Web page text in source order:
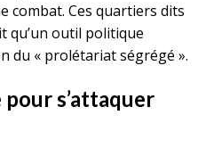
combat. Ces quartiers dits
qu’un outil politique
du « prolétariat ségrégé ».
s’attaquer